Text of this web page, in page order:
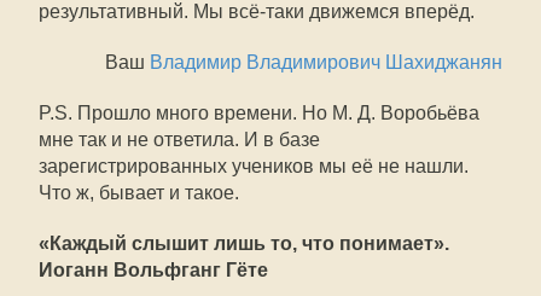
результативный. Мы всё-таки движемся вперёд.
Ваш Владимир Владимирович Шахиджанян
P.S. Прошло много времени. Но М. Д. Воробьёва
мне так и не ответила. И в базе
зарегистрированных учеников мы её не нашли.
Что ж, бывает и такое.
«Каждый слышит лишь то, что понимает».
Иоганн Вольфганг Гёте